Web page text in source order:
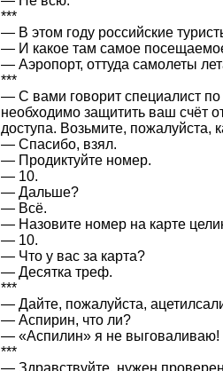
***
— В этом году российские
— И какое там самое
— Аэропорт, оттуда самолеты
***
— С вами говорит специалист
необходимо защитить ваш счёт
доступа. Возьмите, пожалуйста,
— Спасибо, взял.
— Продиктуйте номер.
— 10.
— Дальше?
— Всё.
— Назовите номер на карте
— 10.
— Что у вас за карта?
— Десятка треф.
***
— Дайте, пожалуйста,
— Аспиpин, что ли?
— «Аспилин» я не выговаливаю!
***
— Здравствуйте, нужен